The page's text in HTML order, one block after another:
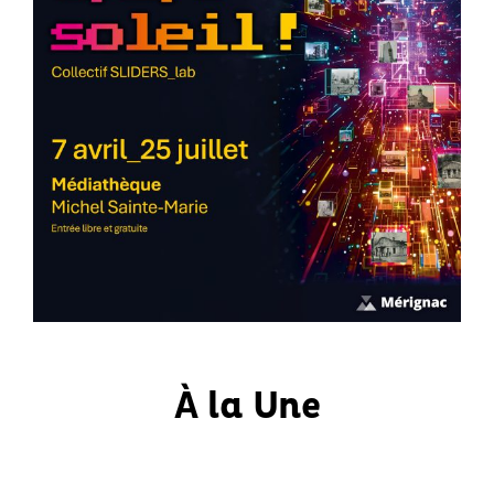
À la Une